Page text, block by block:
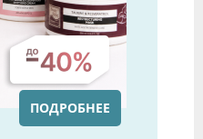
ПОДРОБНЕЕ